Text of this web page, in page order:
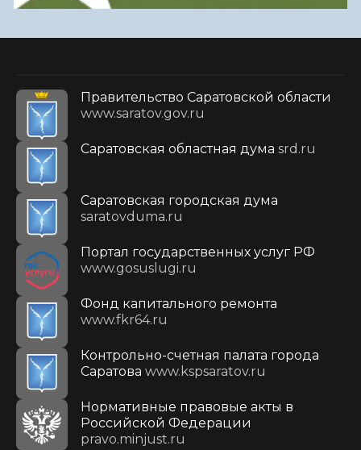
Правительство Саратовской области
www.saratov.gov.ru
Саратовская областная дума srd.ru
Саратовская городская дума
saratovduma.ru
Портал государственных услуг РФ
www.gosuslugi.ru
Фонд капитального ремонта
www.fkr64.ru
Контрольно-счетная палата города
Саратова www.kspsaratov.ru
Нормативные правовые акты в
Российской Федерации
pravo.minjust.ru